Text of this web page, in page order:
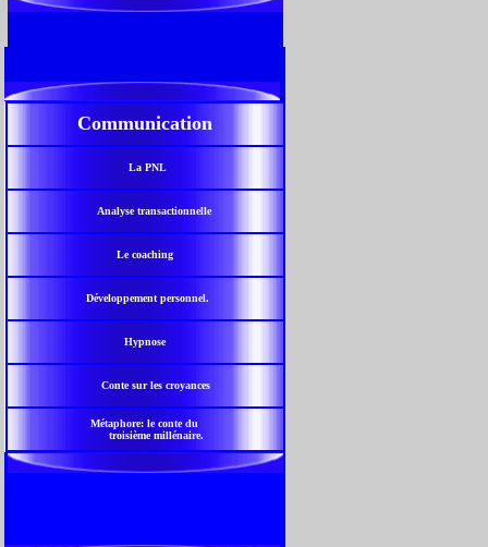
Communication
La PNL
Analyse transactionnelle
Le coaching
Développement personnel.
Hypnose
Conte sur les croyances
Métaphore: le conte du
troisième millénaire.